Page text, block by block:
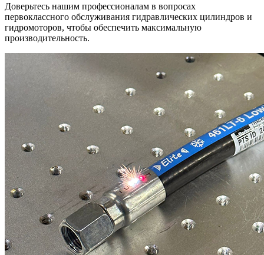
Доверьтесь нашим профессионалам в вопросах
первоклассного обслуживания гидравлических цилиндров и
гидромоторов, чтобы обеспечить максимальную
производительность.